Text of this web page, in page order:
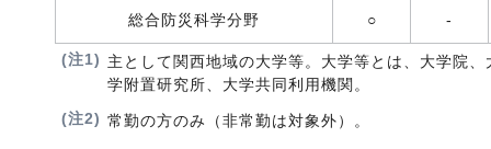
総合防災科学分野 ○ -
(注1) 主として関西地域の大学等。大学等とは、大学院
学附置研究所、大学共同利用機関。
(注2) 常勤の方のみ（非常勤は対象外）。